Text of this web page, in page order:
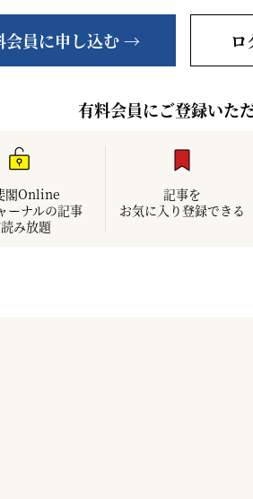
会員に申し込む → ロ
有料会員にご登録いた
閣Online
ーナルの記事
み放題
記事を
お気に入り登録できる